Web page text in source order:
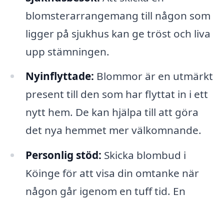
blomsterarrangemang till någon som
ligger på sjukhus kan ge tröst och liva
upp stämningen.
Nyinflyttade: Blommor är en utmärkt
present till den som har flyttat in i ett
nytt hem. De kan hjälpa till att göra
det nya hemmet mer välkomnande.
Personlig stöd: Skicka blombud i
Köinge för att visa din omtanke när
någon går igenom en tuff tid. En